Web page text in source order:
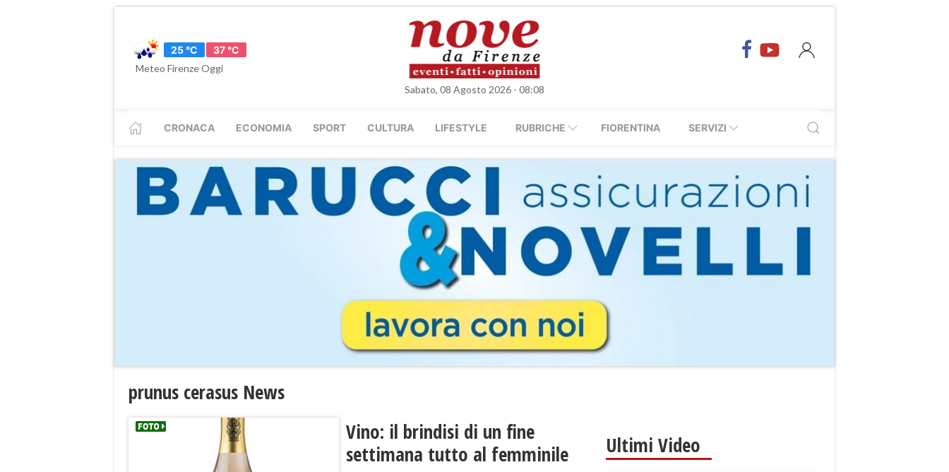
25 °C
37 °C
Meteo Firenze Oggi
Sabato, 08 Agosto 2026 - 08:08
CRONACA ECONOMIA SPORT CULTURA LIFESTYLE RUBRICHE FIORENTINA SERVIZI
prunus cerasus News
Vino: il brindisi di un fine
settimana tutto al femminile
Ultimi Video